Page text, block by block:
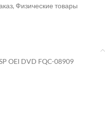
, Физические товары
OEI DVD FQC-08909